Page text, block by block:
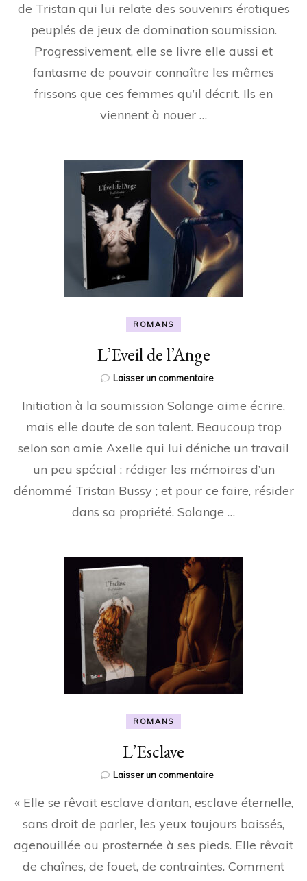
de Tristan qui lui relate des souvenirs érotiques
peuplés de jeux de domination soumission.
Progressivement, elle se livre elle aussi et
fantasme de pouvoir connaître les mêmes
frissons que ces femmes qu’il décrit. Ils en
viennent à nouer …
ROMANS
L’Eveil de l’Ange
Laisser un commentairesur
de
Initiation à la soumission Solange aime écrire,
mais elle doute de son talent. Beaucoup trop
selon son amie Axelle qui lui déniche un travail
un peu spécial : rédiger les mémoires d’un
dénommé Tristan Bussy ; et pour ce faire, résider
dans sa propriété. Solange …
ROMANS
L’Esclave
Laisser un commentairesur
« Elle se rêvait esclave d’antan, esclave éternelle,
sans droit de parler, les yeux toujours baissés,
agenouillée ou prosternée à ses pieds. Elle rêvait
de chaînes, de fouet, de contraintes. Comment